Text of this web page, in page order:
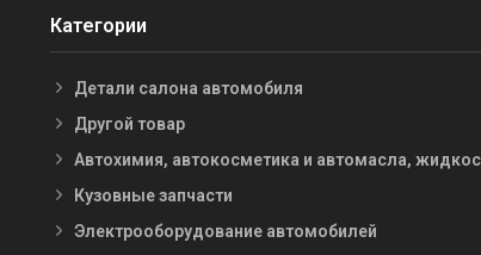
Категории
Детали салона автомобиля
Другой товар
Автохимия, автокосметика и автомасла,
Кузовные запчасти
Электрооборудование автомобилей